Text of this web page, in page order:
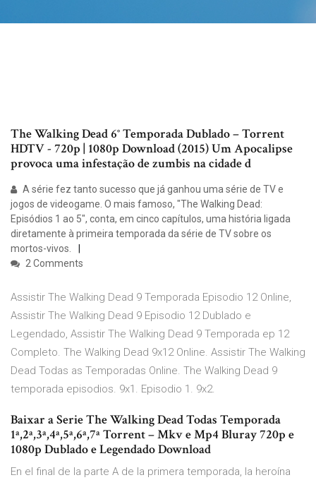
The Walking Dead 6° Temporada Dublado – Torrent
HDTV - 720p | 1080p Download (2015) Um Apocalipse
provoca uma infestação de zumbis na cidade d
A série fez tanto sucesso que já ganhou uma série de TV e
jogos de videogame. O mais famoso, "The Walking Dead:
Episódios 1 ao 5", conta, em cinco capítulos, uma história ligada
diretamente à primeira temporada da série de TV sobre os
mortos-vivos.
2 Comments
Assistir The Walking Dead 9 Temporada Episodio 12 Online,
Assistir The Walking Dead 9 Episodio 12 Dublado e
Legendado, Assistir The Walking Dead 9 Temporada ep 12
Completo. The Walking Dead 9x12 Online. Assistir The Walking
Dead Todas as Temporadas Online. The Walking Dead 9
temporada episodios. 9x1. Episodio 1. 9x2.
Baixar a Serie The Walking Dead Todas Temporada
1ª,2ª,3ª,4ª,5ª,6ª,7ª Torrent – Mkv e Mp4 Bluray 720p e
1080p Dublado e Legendado Download
En el final de la parte A de la primera temporada, la heroína